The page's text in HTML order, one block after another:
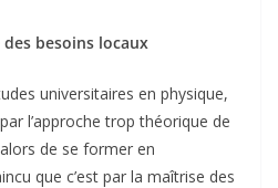
besoins locaux
universitaires en physique,
l’approche trop théorique de
de se former en
que c’est par la maîtrise des